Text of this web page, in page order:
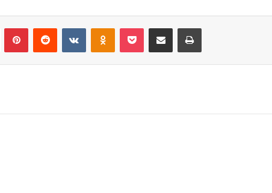
Tumblr PinterestReddit VKontakteOdnoklassniki
Pocket Share via Email